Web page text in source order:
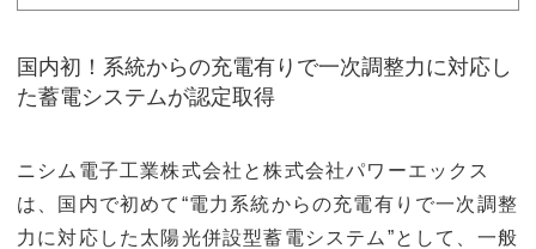
国内初！系統からの充電有りで一次調整力に対応し
た蓄電システムが認定取得
ニシム電子工業株式会社と株式会社パワーエックス
は、国内で初めて“電力系統からの充電有りで一次調整
力に対応した太陽光併設型蓄電システム”として、一般